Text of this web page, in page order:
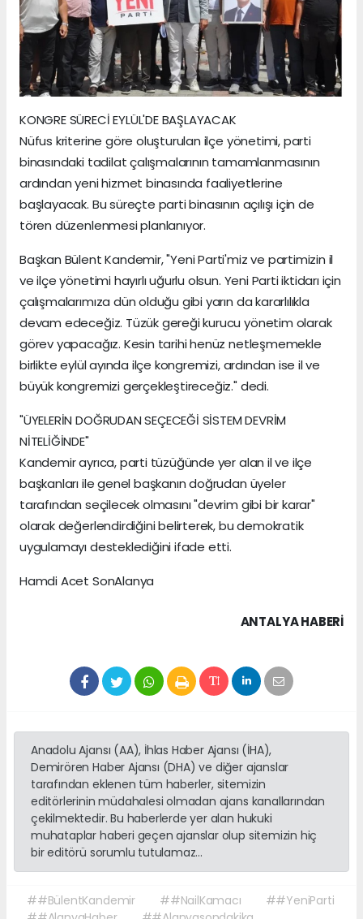
KONGRE SÜRECİ EYLÜL'DE BAŞLAYACAK
Nüfus kriterine göre oluşturulan ilçe yönetimi, parti
binasındaki tadilat çalışmalarının tamamlanmasının
ardından yeni hizmet binasında faaliyetlerine
başlayacak. Bu süreçte parti binasının açılışı için de
tören düzenlenmesi planlanıyor.
Başkan Bülent Kandemir, "Yeni Parti'miz ve partimizin il
ve ilçe yönetimi hayırlı uğurlu olsun. Yeni Parti iktidarı için
çalışmalarımıza dün olduğu gibi yarın da kararlılıkla
devam edeceğiz. Tüzük gereği kurucu yönetim olarak
görev yapacağız. Kesin tarihi henüz netleşmemekle
birlikte eylül ayında ilçe kongremizi, ardından ise il ve
büyük kongremizi gerçekleştireceğiz." dedi.
"ÜYELERİN DOĞRUDAN SEÇECEĞİ SİSTEM DEVRİM
NİTELİĞİNDE"
Kandemir ayrıca, parti tüzüğünde yer alan il ve ilçe
başkanları ile genel başkanın doğrudan üyeler
tarafından seçilecek olmasını "devrim gibi bir karar"
olarak değerlendirdiğini belirterek, bu demokratik
uygulamayı desteklediğini ifade etti.
Hamdi Acet SonAlanya
ANTALYA HABERİ
Anadolu Ajansı (AA), İhlas Haber Ajansı (İHA),
Demirören Haber Ajansı (DHA) ve diğer ajanslar
tarafından eklenen tüm haberler, sitemizin
editörlerinin müdahalesi olmadan ajans kanallarından
çekilmektedir. Bu haberlerde yer alan hukuki
muhataplar haberi geçen ajanslar olup sitemizin hiç
bir editörü sorumlu tutulamaz...
##BülentKandemir ##NailKamacı
##YeniParti